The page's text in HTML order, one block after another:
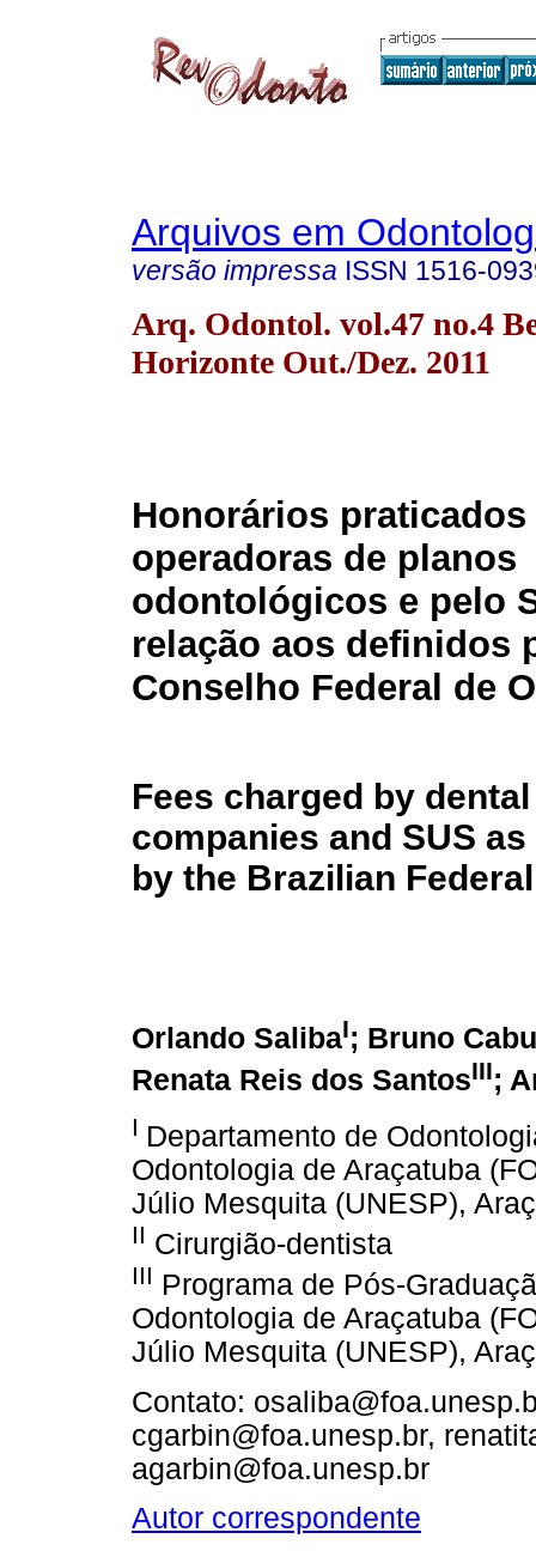
Arquivos em
versão impressa ISSN 1516-
Arq. Odontol. vol.47 no.4
Horizonte Out./Dez. 2011
Honorários
operadoras de planos
odontológicos e pelo
relação aos definidos
Conselho Federal de
Fees charged by
companies and SUS
by the Brazilian
Orlando SalibaI; Bruno
Renata Reis dos SantosIII;
I Departamento de
Odontologia de Araçatuba
Júlio Mesquita (UNESP),
II Cirurgião-dentista
III Programa de Pós-
Odontologia de Araçatuba
Júlio Mesquita (UNESP),
Contato:
cgarbin@foa.unesp.br,
agarbin@foa.unesp.br
Autor correspondente